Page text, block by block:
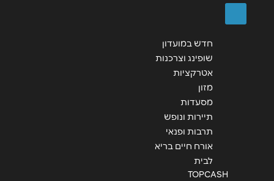
חדש במועדון
שופינג וצרכנות
אטרקציות
מזון
מסעדות
תיירות ונופש
תרבות ופנאי
אורח חיים בריא
לבית
TOPCASH